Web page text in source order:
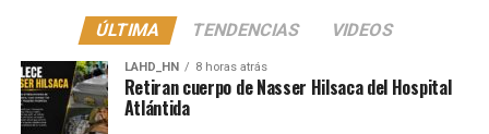
ÚLTIMA TENDENCIAS VIDEOS
LAHD_HN 8 horas atrás
Retiran cuerpo de Nasser Hilsaca del Hospital
Atlántida